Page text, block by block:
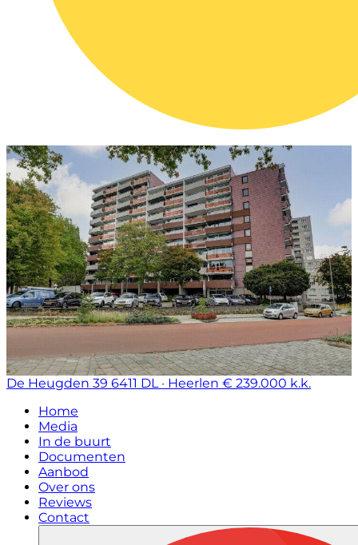
De Heugden 39 6411 DL · Heerlen € 239.000 k.k.
Home
Media
In de buurt
Documenten
Aanbod
Over ons
Reviews
Contact